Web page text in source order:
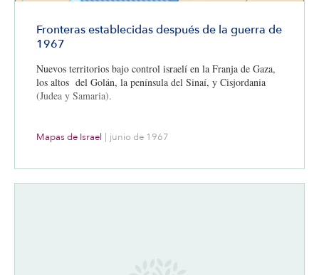
Fronteras establecidas después de la guerra de
1967
Nuevos territorios bajo control israelí en la Franja de Gaza,
los altos del Golán, la península del Sinaí, y Cisjordania
(Judea y Samaria).
Mapas de Israel junio de 1967